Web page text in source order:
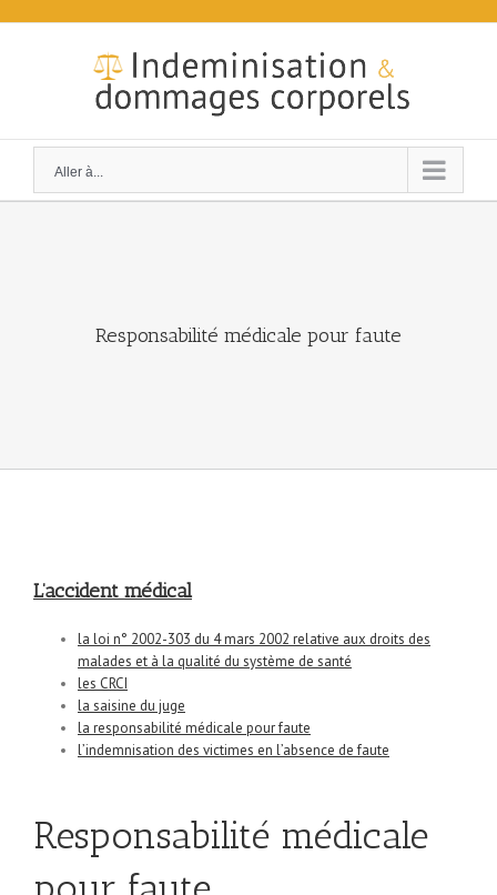
Aller à...
Responsabilité médicale pour faute
L’accident médical
la loi n° 2002-303 du 4 mars 2002 relative aux droits des
malades et à la qualité du système de santé
les CRCI
la saisine du juge
la responsabilité médicale pour faute
l’indemnisation des victimes en l’absence de faute
Responsabilité médicale